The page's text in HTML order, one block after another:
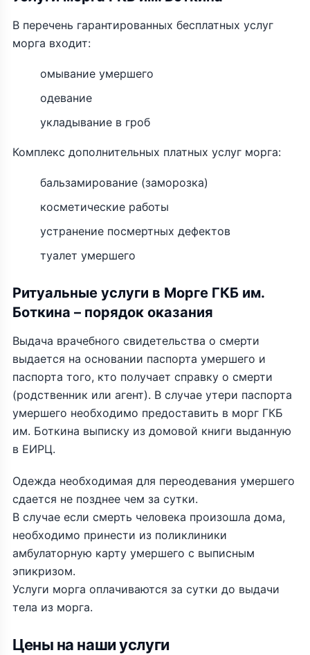
В перечень гарантированных бесплатных услуг
морга входит:
омывание умершего
одевание
укладывание в гроб
Комплекс дополнительных платных услуг морга:
бальзамирование (заморозка)
косметические работы
устранение посмертных дефектов
туалет умершего
Ритуальные услуги в Морге ГКБ им.
Боткина – порядок оказания
Выдача врачебного свидетельства о смерти
выдается на основании паспорта умершего и
паспорта того, кто получает справку о смерти
(родственник или агент). В случае утери паспорта
умершего необходимо предоставить в морг ГКБ
им. Боткина выписку из домовой книги выданную
в ЕИРЦ.
Одежда необходимая для переодевания умершего
сдается не позднее чем за сутки.
В случае если смерть человека произошла дома,
необходимо принести из поликлиники
амбулаторную карту умершего с выписным
эпикризом.
Услуги морга оплачиваются за сутки до выдачи
тела из морга.
Цены на наши услуги